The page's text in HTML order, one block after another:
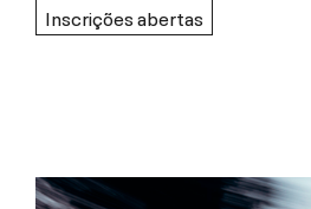
Inscrições abertas